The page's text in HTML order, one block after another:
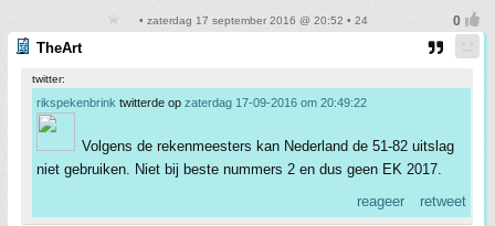
• zaterdag 17 september 2016 @ 20:52 • 24
TheArt
twitter:
rikspekenbrink twitterde op zaterdag 17-09-2016 om 20:49:22
Volgens de rekenmeesters kan Nederland de 51-82 uitslag
niet gebruiken. Niet bij beste nummers 2 en dus geen EK 2017.
reageer
retweet